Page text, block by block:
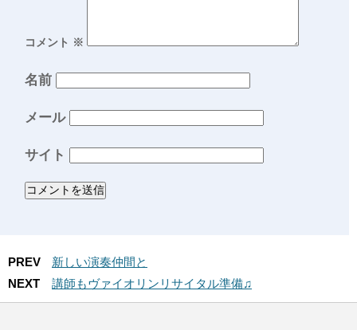
コメント ※
名前
メール
サイト
PREV
新しい演奏仲間と
NEXT
講師もヴァイオリンリサイタル準備♫